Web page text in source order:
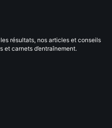
résultats, nos articles et conseils
et carnets d’entraînement.